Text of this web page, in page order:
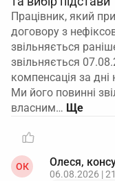
Працівник, який
договору з
звільняється
звільняється
компенсація за дні
Ми його повинні
власним…
ОК Олеся,
06.08.2026 |